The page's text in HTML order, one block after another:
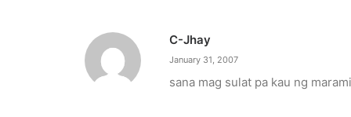
C-Jhay
January 31, 2007
sana mag sulat pa kau ng